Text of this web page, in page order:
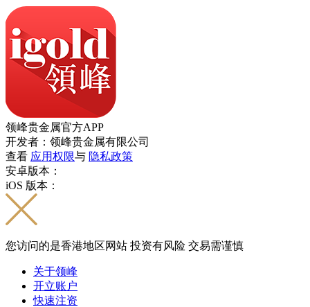
领峰贵金属官方APP
开发者：领峰贵金属有限公司
查看 应用权限与 隐私政策
安卓版本：
iOS 版本：
您访问的是香港地区网站 投资有风险 交易需谨慎
关于领峰
开立账户
快速注资